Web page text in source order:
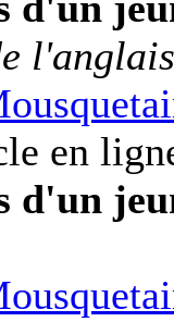
en
d'un